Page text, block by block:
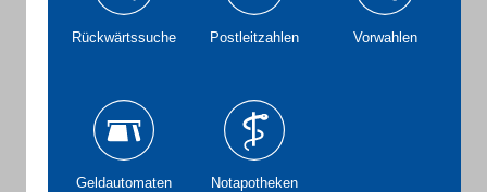
Rückwärtssuche Postleitzahlen Vorwahlen
Geldautomaten Notapotheken